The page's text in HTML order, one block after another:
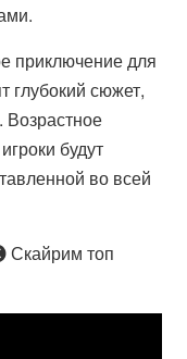
приключение для
глубокий сюжет,
будут
во всей
Скайрим топ